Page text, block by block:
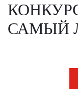
САМЫЙ